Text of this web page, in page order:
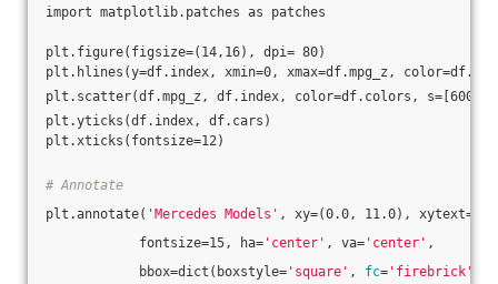
import matplotlib.patches as patches
plt.figure(figsize=(14,16), dpi= 80)
plt.hlines(y=df.index, xmin=0, xmax=df.mpg_z,
plt.scatter(df.mpg_z, df.index, color=df.colors, s=[600
plt.yticks(df.index, df.cars)
plt.xticks(fontsize=12)
# Annotate
plt.annotate( 'Mercedes Models' , xy=(0.0, 11.0),
fontsize=15, ha= 'center' , va= 'center' ,
bbox=dict(boxstyle= 'square' , fc= 'firebrick'